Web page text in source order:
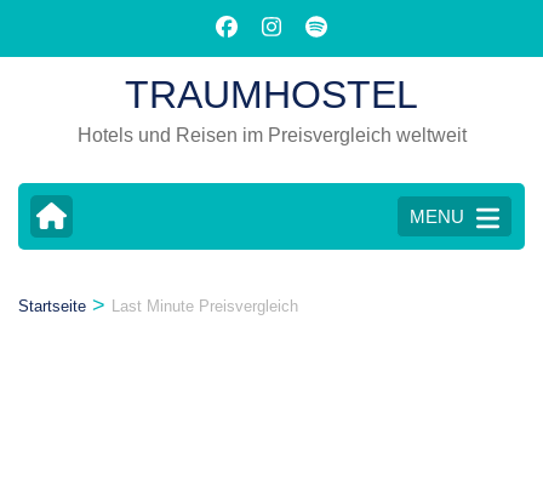
drücken)
TRAUMHOSTEL
Hotels und Reisen im Preisvergleich weltweit
MENU
Startseite > Last Minute Preisvergleich